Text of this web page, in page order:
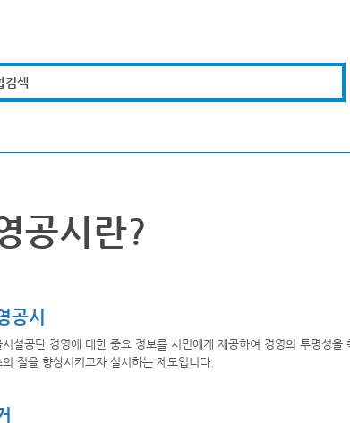
검색
공시란?
공시
시설공단 경영에 대한 중요 정보를 시민에게 제공하여 경영의 투명성
의 질을 향상시키고자 실시하는 제도입니다.